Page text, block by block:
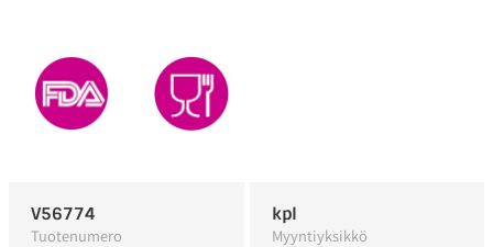
V56774
Tuotenumero
kpl
Myyntiyksikkö